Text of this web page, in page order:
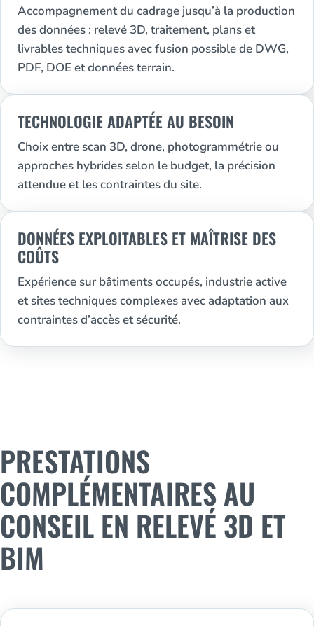
Accompagnement du cadrage jusqu’à la production
des données : relevé 3D, traitement, plans et
livrables techniques avec fusion possible de DWG,
PDF, DOE et données terrain.
TECHNOLOGIE ADAPTÉE AU BESOIN
Choix entre scan 3D, drone, photogrammétrie ou
approches hybrides selon le budget, la précision
attendue et les contraintes du site.
DONNÉES EXPLOITABLES ET MAÎTRISE DES
COÛTS
Expérience sur bâtiments occupés, industrie active
et sites techniques complexes avec adaptation aux
contraintes d’accès et sécurité.
PRESTATIONS
COMPLÉMENTAIRES AU
CONSEIL EN RELEVÉ 3D ET
BIM